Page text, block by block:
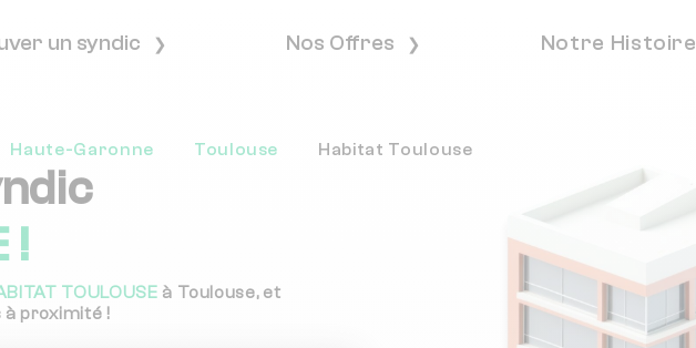
un syndic Nos Offres Notre Histoire
Haute-Garonne Toulouse Habitat Toulouse
!
TOULOUSE à Toulouse, et
à proximité !